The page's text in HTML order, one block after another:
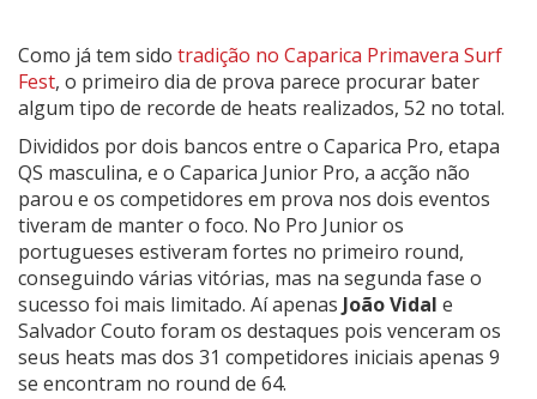
Como já tem sido tradição no Caparica Primavera Surf
Fest, o primeiro dia de prova parece procurar bater
algum tipo de recorde de heats realizados, 52 no total.
Divididos por dois bancos entre o Caparica Pro, etapa
QS masculina, e o Caparica Junior Pro, a acção não
parou e os competidores em prova nos dois eventos
tiveram de manter o foco. No Pro Junior os
portugueses estiveram fortes no primeiro round,
conseguindo várias vitórias, mas na segunda fase o
sucesso foi mais limitado. Aí apenas João Vidal e
Salvador Couto foram os destaques pois venceram os
seus heats mas dos 31 competidores iniciais apenas 9
se encontram no round de 64.